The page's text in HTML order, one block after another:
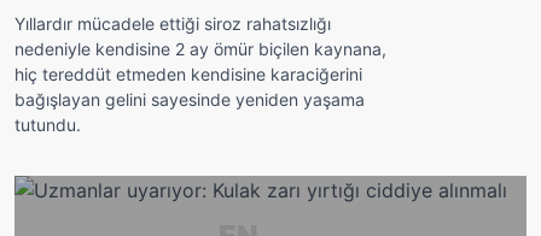
Yıllardır mücadele ettiği siroz rahatsızlığı
nedeniyle kendisine 2 ay ömür biçilen kaynana,
hiç tereddüt etmeden kendisine karaciğerini
bağışlayan gelini sayesinde yeniden yaşama
tutundu.